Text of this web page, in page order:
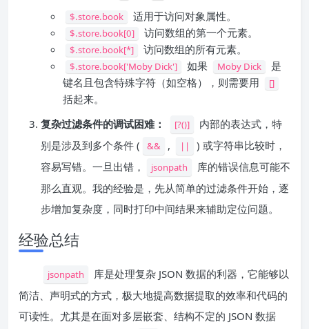
$.store.book 适用于访问对象属性。
$.store.book[0] 访问数组的第一个元素。
$.store.book[*] 访问数组的所有元素。
$.store.book['Moby Dick'] 如果 Moby Dick
是
键名且包含特殊字符（如空格），则需要用
[]
括起来。
复杂过滤条件的调试困难：
[?()]
内部的表达式，特
别是涉及到多个条件 (
&& , ||
) 或字符串比较时，
容易写错。一旦出错，
jsonpath
库的错误信息可能不
那么直观。我的经验是，先从简单的过滤条件开始，逐
步增加复杂度，同时打印中间结果来辅助定位问题。
经验总结
jsonpath
库是处理复杂 JSON 数据的利器，它能够以
简洁、声明式的方式，极大地提高数据提取的效率和代码的
可读性。尤其是在面对多层嵌套、结构不定的 JSON 数据